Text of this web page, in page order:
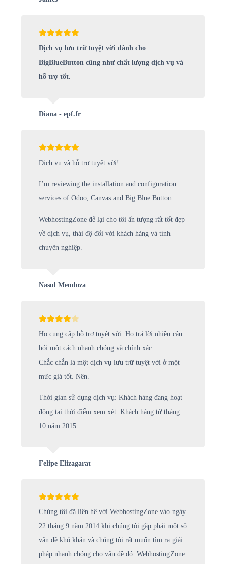
Dịch vụ lưu trữ tuyệt vời dành cho
BigBlueButton cũng như chất lượng dịch vụ và
hỗ trợ tốt.
Diana - epf.fr
Dịch vụ và hỗ trợ tuyệt vời!
I’m reviewing the installation and configuration
services of Odoo, Canvas and Big Blue Button.
WebhostingZone để lại cho tôi ấn tượng rất tốt đẹp
về dịch vụ, thái độ đối với khách hàng và tính
chuyên nghiệp.
Nasul Mendoza
Họ cung cấp hỗ trợ tuyệt vời. Họ trả lời nhiều câu
hỏi một cách nhanh chóng và chính xác.
Chắc chắn là một dịch vụ lưu trữ tuyệt vời ở một
mức giá tốt. Nên.
Thời gian sử dụng dịch vụ: Khách hàng đang hoạt
động tại thời điểm xem xét. Khách hàng từ tháng
10 năm 2015
Felipe Elizagarat
Chúng tôi đã liên hệ với WebhostingZone vào ngày
22 tháng 9 năm 2014 khi chúng tôi gặp phải một số
vấn đề khó khăn và chúng tôi rất muốn tìm ra giải
pháp nhanh chóng cho vấn đề đó. WebhostingZone